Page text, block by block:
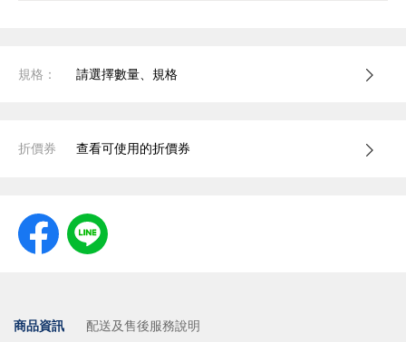
規格： 請選擇數量、規格
折價券 查看可使用的折價券
商品資訊 配送及售後服務說明